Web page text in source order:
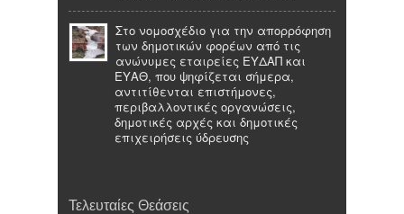
Στο νομοσχέδιο για την απορρόφηση
των δημοτικών φορέων από τις
ανώνυμες εταιρείες ΕΥΔΑΠ και
ΕΥΑΘ, που ψηφίζεται σήμερα,
αντιτίθενται επιστήμονες,
περιβαλλοντικές οργανώσεις,
δημοτικές αρχές και δημοτικές
επιχειρήσεις ύδρευσης
Τελευταίες Θεάσεις